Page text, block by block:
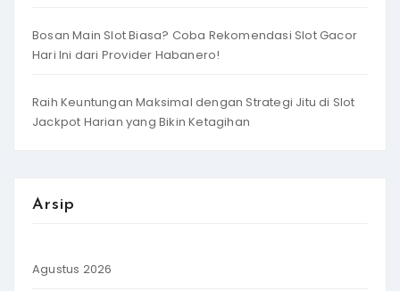
Bosan Main Slot Biasa? Coba Rekomendasi Slot Gacor
Hari Ini dari Provider Habanero!
Raih Keuntungan Maksimal dengan Strategi Jitu di Slot
Jackpot Harian yang Bikin Ketagihan
Arsip
Agustus 2026